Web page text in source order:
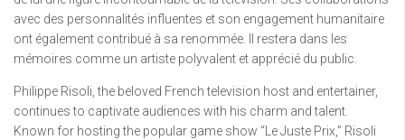
avec des personnalités influentes et son engagement humanitaire
ont également contribué à sa renommée. Il restera dans les
mémoires comme un artiste polyvalent et apprécié du public.
Philippe Risoli, the beloved French television host and entertainer,
continues to captivate audiences with his charm and talent.
Known for hosting the popular game show “Le Juste Prix,” Risoli